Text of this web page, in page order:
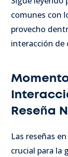
comunes con
provecho
interacción de
Reseña
Las reseñas
crucial para la